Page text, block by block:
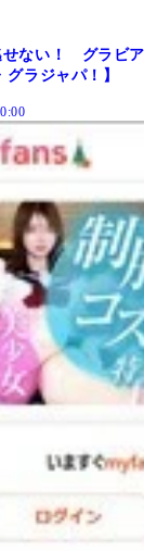
せない！ グラビ
ラジャパ！】